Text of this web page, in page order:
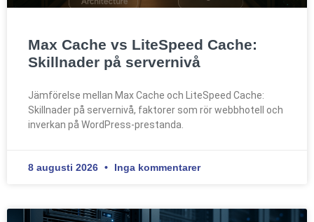
Max Cache vs LiteSpeed Cache:
Skillnader på servernivå
Jämförelse mellan Max Cache och LiteSpeed Cache:
Skillnader på servernivå, faktorer som rör webbhotell och
inverkan på WordPress-prestanda.
8 augusti 2026 Inga kommentarer